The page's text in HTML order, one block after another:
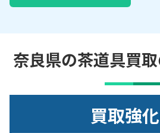
奈良県の茶道具買
買取強